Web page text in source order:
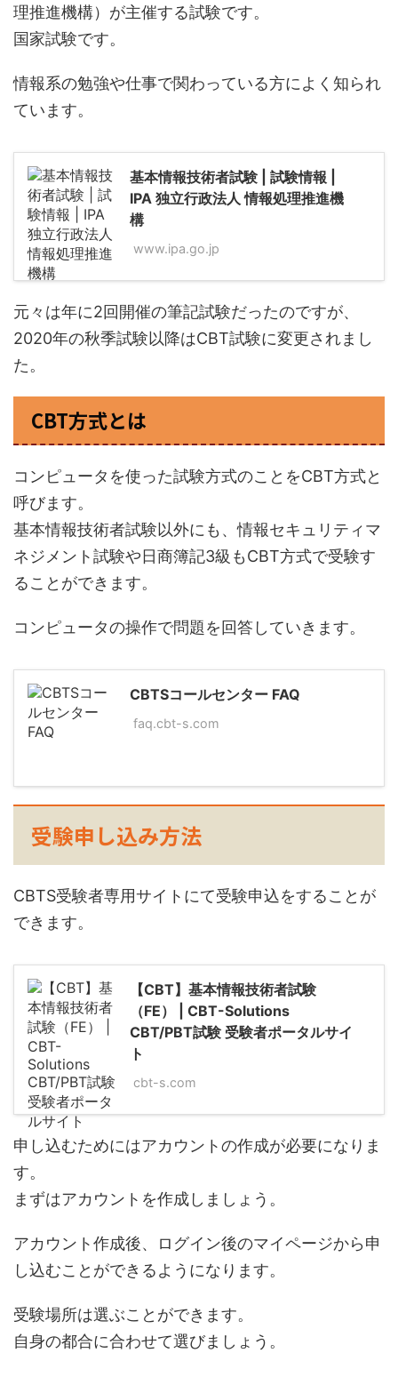
理推進機構）が主催する試験です。
国家試験です。
情報系の勉強や仕事で関わっている方によく知られ
ています。
基本情報技術者試験 | 試験情報 |
IPA 独立行政法人 情報処理推進機
構
www.ipa.go.jp
元々は年に2回開催の筆記試験だったのですが、
2020年の秋季試験以降はCBT試験に変更されまし
た。
CBT方式とは
コンピュータを使った試験方式のことをCBT方式と
呼びます。
基本情報技術者試験以外にも、情報セキュリティマ
ネジメント試験や日商簿記3級もCBT方式で受験す
ることができます。
コンピュータの操作で問題を回答していきます。
CBTSコールセンター FAQ
faq.cbt-s.com
受験申し込み方法
CBTS受験者専用サイトにて受験申込をすることが
できます。
【CBT】基本情報技術者試験
（FE） | CBT-Solutions
CBT/PBT試験 受験者ポータルサイ
ト
cbt-s.com
申し込むためにはアカウントの作成が必要になりま
す。
まずはアカウントを作成しましょう。
アカウント作成後、ログイン後のマイページから申
し込むことができるようになります。
受験場所は選ぶことができます。
自身の都合に合わせて選びましょう。